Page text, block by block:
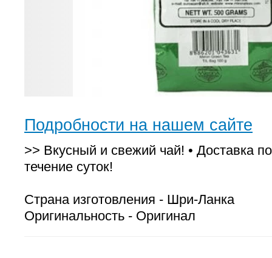
Подробности на нашем сайте
>> Вкусный и свежий чай! • Доставка
течение суток!
Страна изготовления - Шри-Ланка
Оригинальность - Оригинал